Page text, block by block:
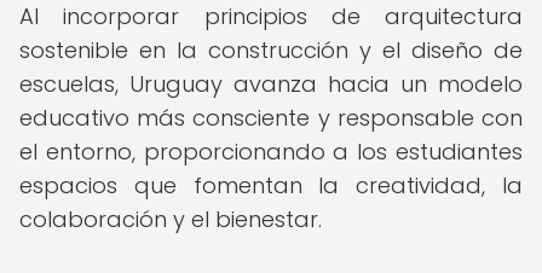
Al incorporar principios de arquitectura
sostenible en la construcción y el diseño de
escuelas, Uruguay avanza hacia un modelo
educativo más consciente y responsable con
el entorno, proporcionando a los estudiantes
espacios que fomentan la creatividad, la
colaboración y el bienestar.